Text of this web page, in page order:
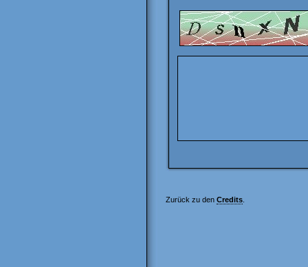
Zurück zu den Credits